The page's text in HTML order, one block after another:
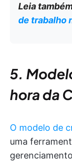
Leia
de trabalho
5.
hora da
O modelo de
uma